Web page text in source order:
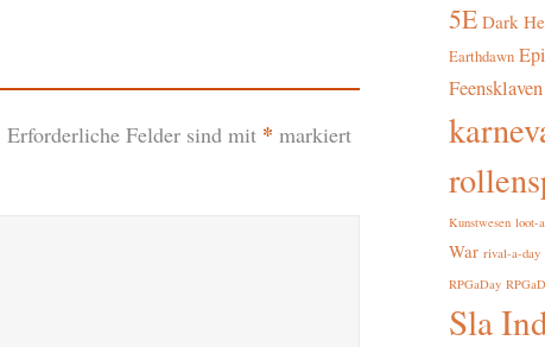
Erforderliche Felder sind mit * markiert
5E Dark
Earthdawn
Feensklaven
Kunstwesen loot-
War rival-a-day
RPGaDay
Sla